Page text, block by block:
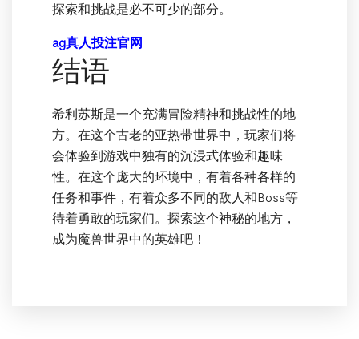
探索和挑战是必不可少的部分。
ag真人投注官网
结语
希利苏斯是一个充满冒险精神和挑战性的地
方。在这个古老的亚热带世界中，玩家们将
会体验到游戏中独有的沉浸式体验和趣味
性。在这个庞大的环境中，有着各种各样的
任务和事件，有着众多不同的敌人和Boss等
待着勇敢的玩家们。探索这个神秘的地方，
成为魔兽世界中的英雄吧！